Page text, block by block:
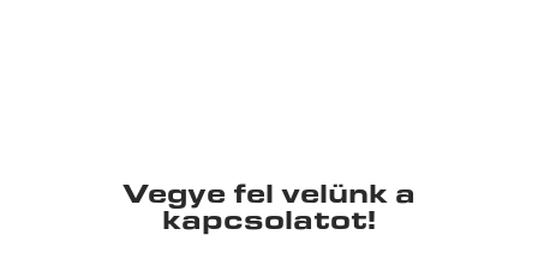
Vegye fel velünk a
kapcsolatot!